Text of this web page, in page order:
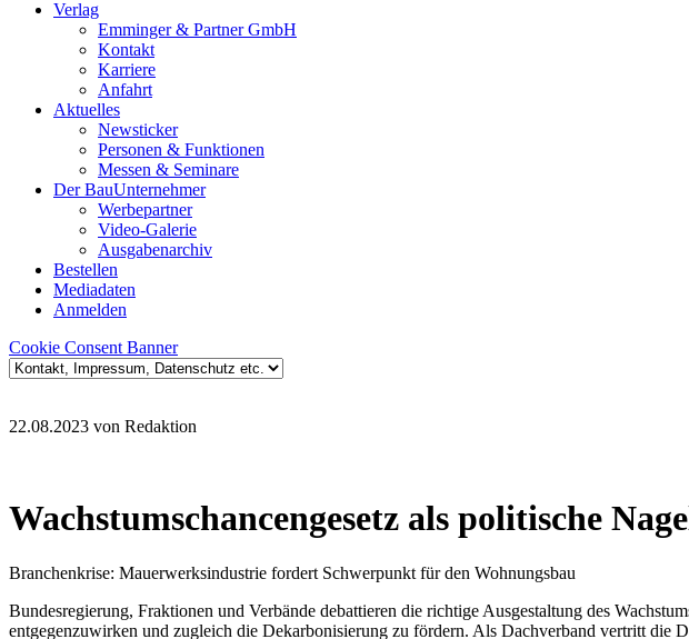
Verlag
Emminger & Partner GmbH
Kontakt
Karriere
Anfahrt
Aktuelles
Newsticker
Personen & Funktionen
Messen & Seminare
Der BauUnternehmer
Werbepartner
Video-Galerie
Ausgabenarchiv
Bestellen
Mediadaten
Anmelden
Cookie Consent Banner
22.08.2023 von Redaktion
Wachstumschancengesetz als politische
Branchenkrise: Mauerwerksindustrie fordert Schwerpunkt für den Wohnungsbau
Bundesregierung, Fraktionen und Verbände debattieren die richtige Ausgestaltung des
entgegenzuwirken und zugleich die Dekarbonisierung zu fördern. Als Dachverband vertritt die